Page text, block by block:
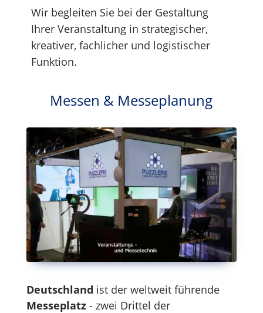
Wir begleiten Sie bei der Gestaltung
Ihrer Veranstaltung in strategischer,
kreativer, fachlicher und logistischer
Funktion.
Messen & Messeplanung
Deutschland ist der weltweit führende
Messeplatz- zwei Drittel der